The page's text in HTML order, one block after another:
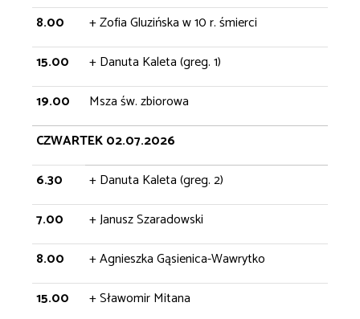
8.00
+ Zofia Gluzińska w 10 r. śmierci
15.00
+ Danuta Kaleta (greg. 1)
19.00
Msza św. zbiorowa
CZWARTEK 02.07.2026
6.30
+ Danuta Kaleta (greg. 2)
7.00
+ Janusz Szaradowski
8.00
+ Agnieszka Gąsienica-Wawrytko
15.00
+ Sławomir Mitana